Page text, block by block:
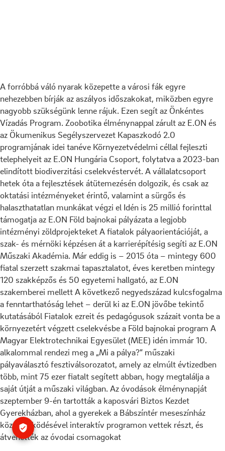
A forróbbá váló nyarak közepette a városi fák egyre
nehezebben bírják az aszályos időszakokat, miközben egyre
nagyobb szükségünk lenne rájuk. Ezen segít az Önkéntes
Vízadás Program. Zoobotika élménynappal zárult az E.ON és
az Ökumenikus Segélyszervezet Kapaszkodó 2.0
programjának idei tanéve Környezetvédelmi céllal fejleszti
telephelyeit az E.ON Hungária Csoport, folytatva a 2023-ban
elindított biodiverzitási cselekvéstervét. A vállalatcsoport
hetek óta a fejlesztések átütemezésén dolgozik, és csak az
oktatási intézményeket érintő, valamint a sürgős és
halaszthatatlan munkákat végzi el Idén is 25 millió forinttal
támogatja az E.ON Föld bajnokai pályázata a legjobb
intézményi zöldprojekteketA fiatalok pályaorientációját, a
szak- és mérnöki képzésen át a karrierépítésig segíti az E.ON
Műszaki Akadémia. Már eddig is – 2015 óta – mintegy 600
fiatal szerzett szakmai tapasztalatot, éves keretben mintegy
120 szakképzős és 50 egyetemi hallgató, az E.ON
szakemberei mellettA következő negyedszázad kulcsfogalma
a fenntarthatóság lehet – derül ki az E.ON jövőbe tekintő
kutatásából Fiatalok ezreit és pedagógusok százait vonta be a
környezetért végzett cselekvésbe a Föld bajnokai program A
Magyar Elektrotechnikai Egyesület (MEE) idén immár 10.
alkalommal rendezi meg a „Mi a pálya?” műszaki
pályaválasztó fesztiválsorozatot, amely az elmúlt évtizedben
több, mint 75 ezer fiatalt segített abban, hogy megtalálja a
saját útját a műszaki világban. Az óvodások élménynapját
szeptember 9-én tartották a kaposvári Biztos Kezdet
Gyerekházban, ahol a gyerekek a Bábszíntér meseszínház
közreműködésével interaktív programon vettek részt, és
átvehették az óvodai csomagokat